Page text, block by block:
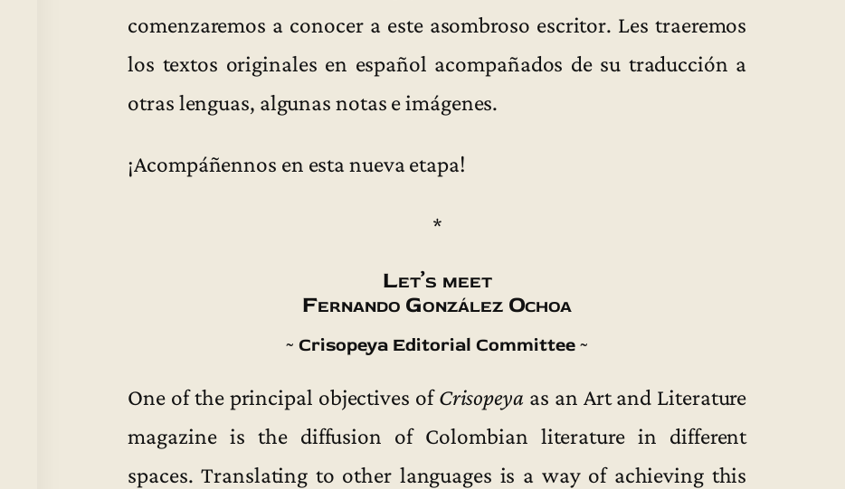
comenzaremos a conocer a este asombroso escritor. Les traeremos
los textos originales en español acompañados de su traducción a
otras lenguas, algunas notas e imágenes.
¡Acompáñennos en esta nueva etapa!
*
Let’s meet
Fernando González Ochoa
~ Crisopeya Editorial Committee ~
One of the principal objectives ofCrisopeyaas an Art and Literature
magazine is the diffusion of Colombian literature in different
spaces. Translating to other languages is a way of achieving this